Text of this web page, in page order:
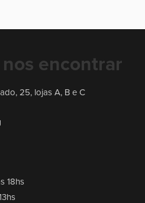
encontrar
25, lojas A, B e C
18hs